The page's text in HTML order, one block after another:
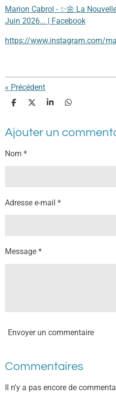
Marion Cabrol - ✨🌼 La
Juin 2026... | Facebook
https://www.instagram.com/
« Précédent
P
t
a
e
P
t
P
t
P
t
Ajouter un
Nom *
Adresse e-mail *
Message *
Envoyer un commentaire
Commentaires
Il n'y a pas encore de